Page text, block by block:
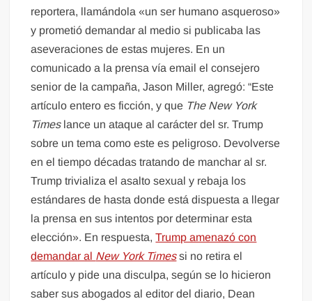
reportera, llamándola «un ser humano asqueroso»
y prometió demandar al medio si publicaba las
aseveraciones de estas mujeres. En un
comunicado a la prensa vía email el consejero
senior de la campaña, Jason Miller, agregó: “Este
artículo entero es ficción, y que The New York
Timeslance un ataque al carácter del sr. Trump
sobre un tema como este es peligroso. Devolverse
en el tiempo décadas tratando de manchar al sr.
Trump trivializa el asalto sexual y rebaja los
estándares de hasta donde está dispuesta a llegar
la prensa en sus intentos por determinar esta
elección». En respuesta,Trump amenazó con
demandar al New York Timessi no retira el
artículo y pide una disculpa, según se lo hicieron
saber sus abogados al editor del diario, Dean